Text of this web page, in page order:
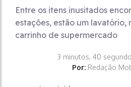
Entre os itens inusitados
estações, estão um lavatório,
carrinho de supermercado
3 minutos, 40
Por: Redação